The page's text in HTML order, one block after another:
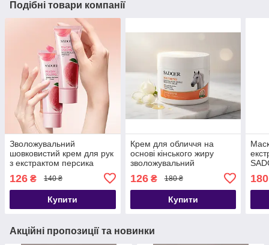
Подібні товари компанії
Зволожувальний
шовковистий крем для рук
з екстрактом персика
60ml
126 ₴ 140 ₴
Купити
Крем для обличчя на
основі кінського жиру
зволожувальний
SADOER 160 г
126₴ 180 ₴
Купити
350
180
Акційні пропозиції та новинки